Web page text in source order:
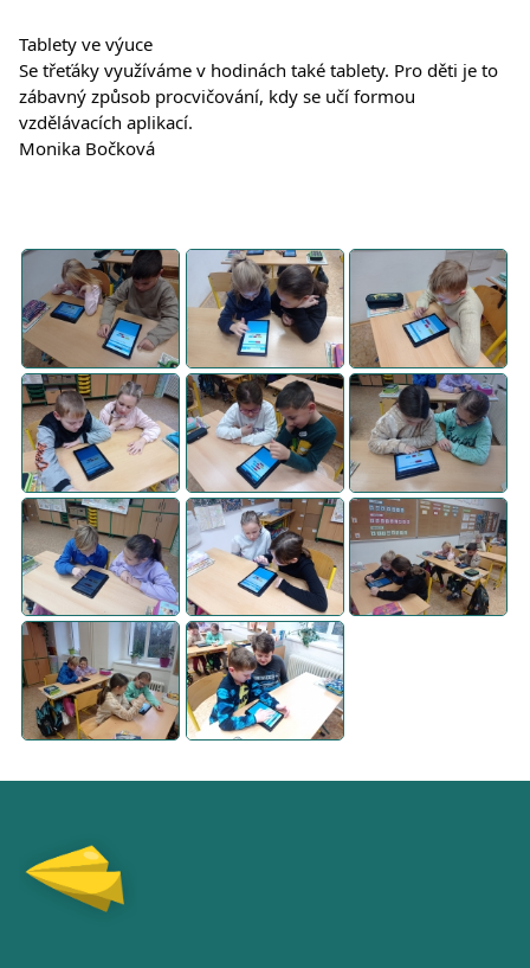
Tablety ve výuce
Se třeťáky využíváme v hodinách také tablety. Pro děti je to
zábavný způsob procvičování, kdy se učí formou
vzdělávacích aplikací.
Monika Bočková